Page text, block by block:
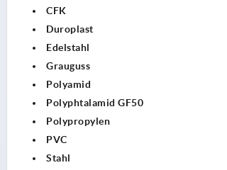
CFK
Duroplast
Edelstahl
Grauguss
Polyamid
Polyphtalamid GF50
Polypropylen
PVC
Stahl